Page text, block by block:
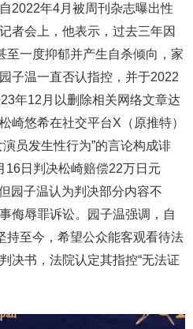
2022年4月被周刊杂志曝出性
者会上，他表示，过去三年因
至一度抑郁并产生自杀倾向，家
子温一直否认指控，并于2022
年12月以删除相关网络文章达
崎悠希在社交平台X（原推特）
员发生性行为”的言论构成诽
16日判决松崎赔偿22万日元
园子温认为判决部分内容不
侮辱罪诉讼。园子温强调，自
持至今，希望公众能客观看待法
决书，法院认定其指控“无法证